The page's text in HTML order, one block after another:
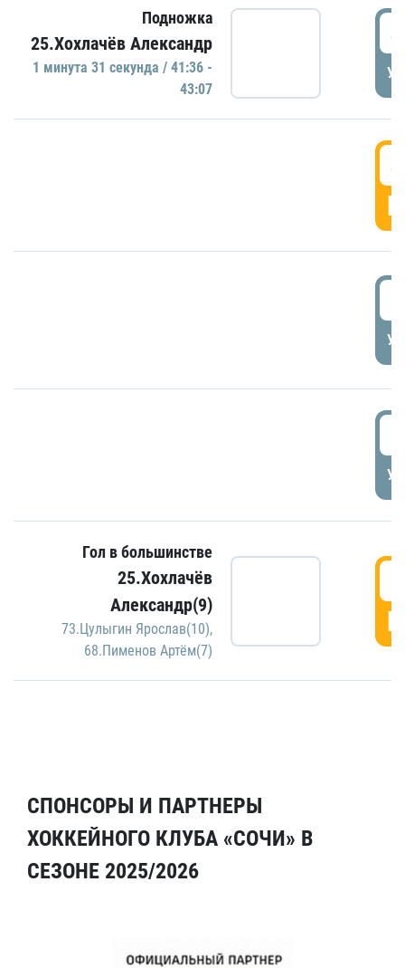
Подножка
25.Хохлачёв Александр
1 минутa 31 секундa / 41:36 -
43:07
Гол в большинстве
25.Хохлачёв
Александр(9)
73.Цулыгин Ярослав(10),
68.Пименов Артём(7)
СПОНСОРЫ И ПАРТНЕРЫ
ХОККЕЙНОГО КЛУБА «СОЧИ» В
СЕЗОНЕ 2025/2026